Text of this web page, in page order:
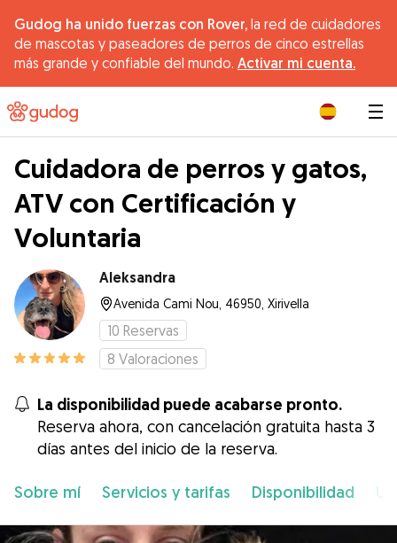
Gudog ha unido fuerzas con Rover, la red de cuidadores
de mascotas y paseadores de perros de cinco estrellas
más grande y confiable del mundo. Activar mi cuenta.
Cuidadora de perros y gatos,
ATV con Certificación y
Voluntaria
Aleksandra
Avenida Cami Nou, 46950, Xirivella
10 Reservas
8 Valoraciones
La disponibilidad puede acabarse pronto.
Reserva ahora, con cancelación gratuita hasta 3
días antes del inicio de la reserva.
Sobre mí Servicios y tarifas Disponibilidad